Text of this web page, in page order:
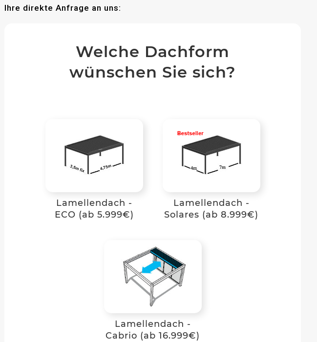
Ihre direkte Anfrage an uns:
Welche Dachform
wünschen Sie sich?
Lamellendach -
ECO (ab 5.999€)
Lamellendach -
Solares (ab 8.999€)
Lamellendach -
Cabrio (ab 16.999€)